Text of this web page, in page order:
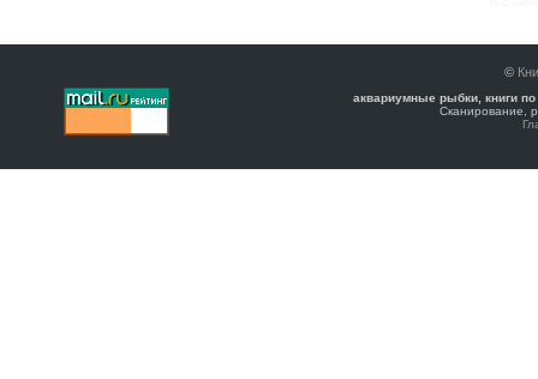
©
аквариумные рыбки, книги
Сканирование,